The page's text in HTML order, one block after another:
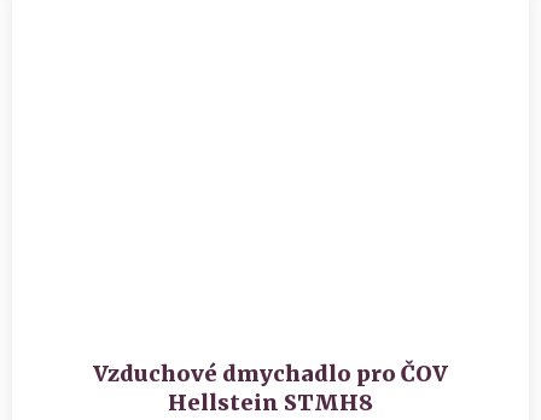
Vzduchové dmychadlo pro ČOV
Hellstein STMH8